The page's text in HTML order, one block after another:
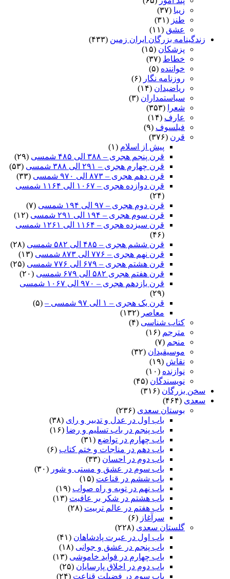
زیبا (۳۷)
طنز (۳۱)
عشق (۱۱)
زندگینامه بزرگان ایران زمین (۴۳۳)
پزشکان (۱۵)
خطاط (۳۷)
خواننده (۵)
روزنامه نگار (۶)
ریاضیدان (۱۴)
سیاستمداران (۳)
شعرا
(۳۵۳)
عارف (۱۴)
فیلسوف (۹)
قرن (۳۷۶)
پیش از اسلام (۱)
قرن پنجم هجری – ۳۸۸ الی ۴۸۵ شمسی
(۲۹)
قرن چهارم هجری – ۲۹۱ الی ۳۸۸ شمسی
(۵۳)
قرن دهم هجری – ۸۷۳ الی ۹۷۰ شمسی
(۳۳)
قرن دوازده هجری – ۱۰۶۷ الی ۱۱۶۴ شمسی
(۲۴)
قرن دوم هجری – ۹۷ الی ۱۹۴ شمسی
(۷)
قرن سوم هجری – ۱۹۴ الی ۲۹۱ شمسی
(۱۲)
قرن سیزده هجری – ۱۱۶۴ الی ۱۲۶۱ شمسی
(۴۶)
قرن ششم هجری – ۴۸۵ الی ۵۸۲ شمسی
(۲۸)
قرن نهم هجری – ۷۷۶ الی ۸۷۳ شمسی
(۱۳)
قرن هشتم هجری – ۶۷۹ الی ۷۷۶ شمسی
(۲۵)
قرن هفتم هجری ۵۸۲ الی ۶۷۹ شمسی
(۲۰)
قرن یازدهم هجری – ۹۷۰ الی ۱۰۶۷ شمسی
(۲۹)
قرن یک هجری – ۱ الی ۹۷ شمسی –
(۵)
معاصر (۱۳۲)
کتاب شناسی (۴)
مترجم (۱۶)
منجم (۷)
موسیقیدان (۳۲)
نقاش (۱۹)
نوازنده (۱۰)
نویسندگان (۴۵)
سخن بزرگان (۳۱۶)
سعدی (۴۶۴)
بوستان سعدی (۲۳۶)
باب اول در عدل و تدبیر و رای (۳۸)
باب پنجم در باب تسلیم و رضا (۱۶)
باب چهارم در تواضع (۳۱)
باب دهم در مناجات و ختم کتاب (۶)
باب دوم در احسان (۳۳)
باب سوم در عشق و مستی و شور (۳۰)
باب ششم در قناعت (۱۵)
باب نهم در توبه و راه صواب (۱۹)
باب هشتم در شکر بر عافیت (۱۳)
باب هفتم در عالم تربیت (۲۸)
سرآغاز (۶)
گلستان سعدی (۲۲۸)
باب اول در عبرت پادشاهان (۴۱)
باب پنجم در عشق و جوانى (۱۸)
باب چهارم در فواید خاموشى (۱۳)
باب دوم در اخلاق پارسایان (۲۵)
باب سوم در فضیلت قناعت (۲۴)